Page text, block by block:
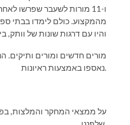
ו-11 מורות לשעבר שפרשו
מהמקצוע. כולם לימדו בבתי
והיו עם דרגות שונות של וותק,
מורים חדשים ומורים ותיקים.
נאספו באמצעות ראיונות.
על ממצאי המחקר והמלצות,